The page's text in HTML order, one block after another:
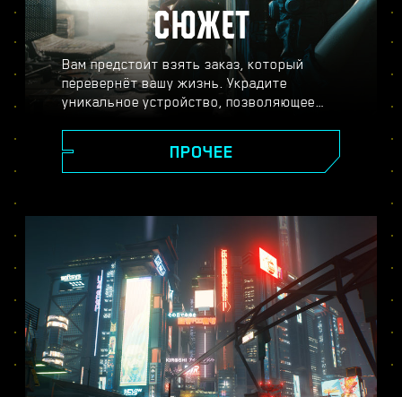
СЮЖЕТ
Вам предстоит взять заказ, который
перевернёт вашу жизнь. Украдите
уникальное устройство, позволяющее
ваши поступки влияют на ход сюжета и
всё, что вас окружает. Выполняйте
Сити, чтобы превратиться из уличного
киберпанка в наёмника высшей лиги и
раскрыть тайну бесценного устройства,
за которым идёт настоящая охота.
ПРОЧЕЕ